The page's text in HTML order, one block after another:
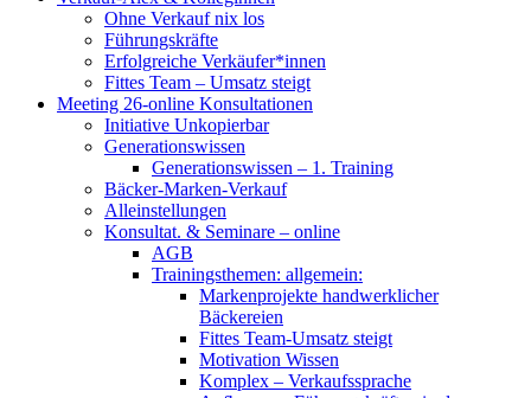
Ohne Verkauf nix los
Führungskräfte
Erfolgreiche Verkäufer*innen
Fittes Team – Umsatz steigt
Meeting 26-online Konsultationen
Initiative Unkopierbar
Generationswissen
Generationswissen – 1. Training
Bäcker-Marken-Verkauf
Alleinstellungen
Konsultat. & Seminare – online
AGB
Trainingsthemen: allgemein:
Markenprojekte handwerklicher
Bäckereien
Fittes Team-Umsatz steigt
Motivation Wissen
Komplex – Verkaufssprache